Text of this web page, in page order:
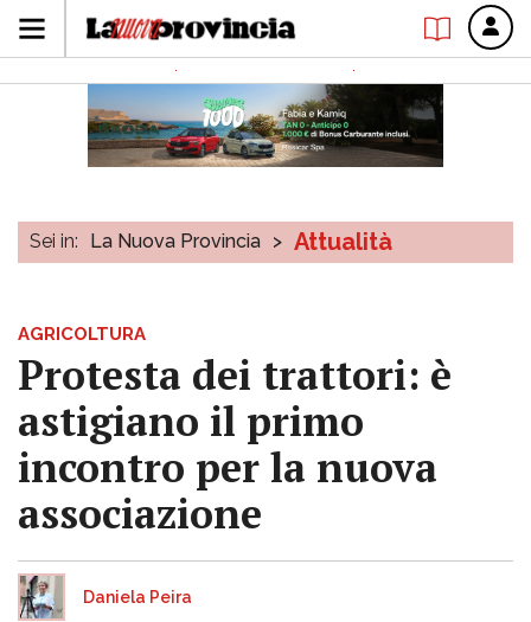
Sei in: La Nuova Provincia > Attualità
AGRICOLTURA
Protesta dei trattori: è
astigiano il primo
incontro per la nuova
associazione
Daniela Peira